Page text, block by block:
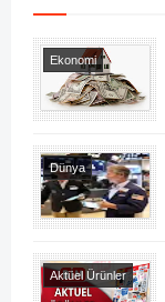
Ekonomi
Ekonomi-Piyasa-
Kampanya
Genel
Dünya
Ekonomi
Ekonomi-Piyasa-
Haberleri
Aktüel Ürünler